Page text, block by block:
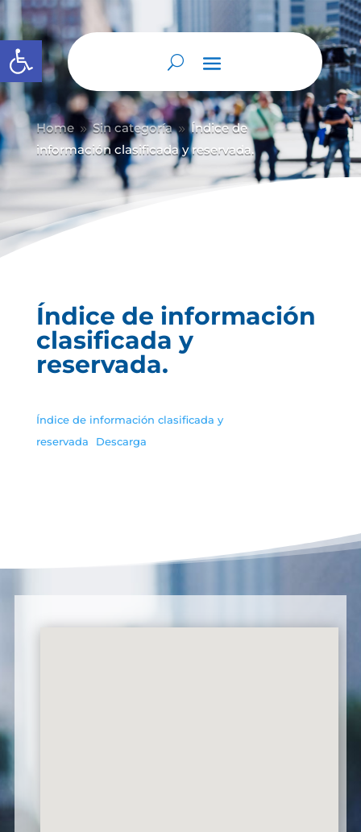
Abrir barra de herramientas
Home 9 Sin categoría 9 Índice de
información clasificada y reservada.
Índice de información
clasificada y
reservada.
Índice de información clasificada y
reservada
Descarga